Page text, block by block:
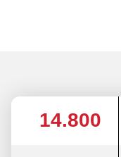
14.800